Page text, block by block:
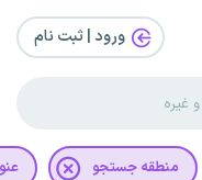
ورود | ثبت‌ نام
منطقه جستجو